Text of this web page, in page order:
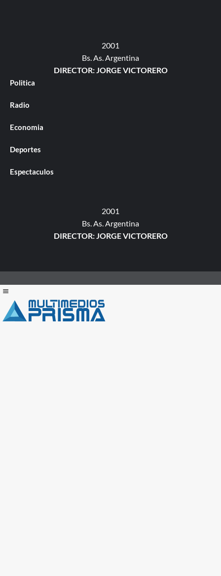
2001
Bs. As. Argentina
DIRECTOR: JORGE VICTORERO
Politica
Radio
Economia
Deportes
Espectaculos
2001
Bs. As. Argentina
DIRECTOR: JORGE VICTORERO